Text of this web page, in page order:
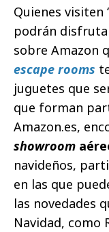
Quienes visiten
podrán
sobre Amazon
escape rooms
juguetes que
que forman
Amazon.es,
showroom
navideños,
en las que
las novedades
Navidad, como